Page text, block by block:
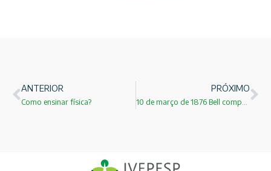
ANTERIOR
Como ensinar física?
PRÓXIMO